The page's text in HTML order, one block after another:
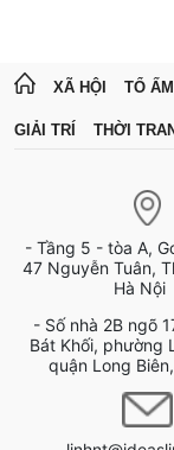
XÃ HỘI TỔ ẤM
GIẢI TRÍ THỜI
- Tầng 5 - tòa A,
47 Nguyễn Tuân,
Hà Nội
- Số nhà 2B ngõ
Bát Khối, phường
quận Long